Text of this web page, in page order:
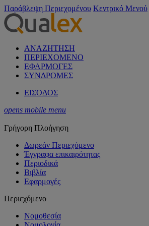
Παράβλεψη Περιεχομένου Κεντρικό Μενού
ΑΝΑΖΗΤΗΣΗ
ΠΕΡΙΕΧΟΜΕΝΟ
ΕΦΑΡΜΟΓΕΣ
ΣΥΝΔΡΟΜΕΣ
ΕΙΣΟΔΟΣ
opens mobile menu
Γρήγορη Πλοήγηση
Δωρεάν Περιεχόμενο
Έγγραφα επικαιρότητας
Περιοδικά
Βιβλία
Εφαρμογές
Περιεχόμενο
Νομοθεσία